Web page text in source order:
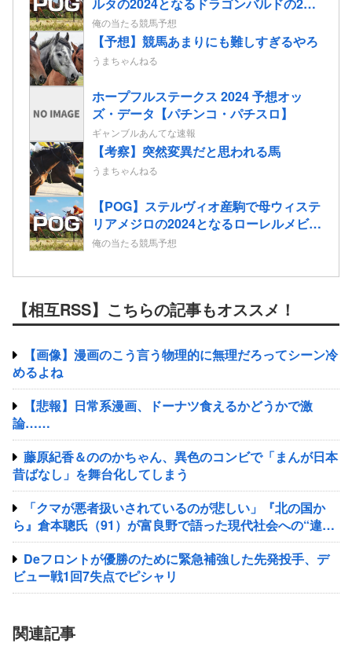
ルタの2024となるドラゴンバルドの2歳
情報
俺の当たる競馬予想
【予想】競馬あまりにも難しすぎるやろ
うまちゃんねる
ホープフルステークス 2024 予想オッ
ズ・データ【パチンコ・パチスロ】
ギャンブルあんてな速報
【考察】突然変異だと思われる馬
うまちゃんねる
【POG】ステルヴィオ産駒で母ウィステ
リアメジロの2024となるローレルメビウ
スの2歳情報
俺の当たる競馬予想
【相互RSS】こちらの記事もオススメ！
【画像】漫画のこう言う物理的に無理だろってシーン冷
めるよね
【悲報】日常系漫画、ドーナツ食えるかどうかで激
論……
藤原紀香＆ののかちゃん、異色のコンビで「まんが日本
昔ばなし」を舞台化してしまう
「クマが悪者扱いされているのが悲しい」『北の国か
ら』倉本聰氏（91）が富良野で語った現代社会への“違和
感”「バブル期以降、ドラマはつまらなくなった」
Deフロントが優勝のために緊急補強した先発投手、デ
ビュー戦1回7失点でピシャリ
関連記事